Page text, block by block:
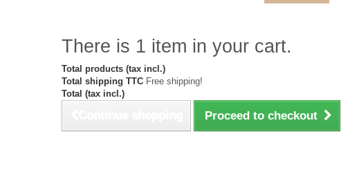
There is 1 item in your cart.
Total products (tax incl.)
Total shipping TTC Free shipping!
Total (tax incl.)
Proceed to checkout